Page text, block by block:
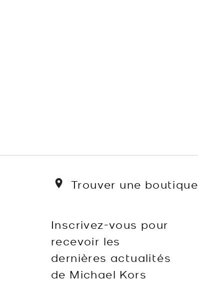
Trouver une boutique
Inscrivez-vous pour
recevoir les
dernières actualités
de Michael Kors